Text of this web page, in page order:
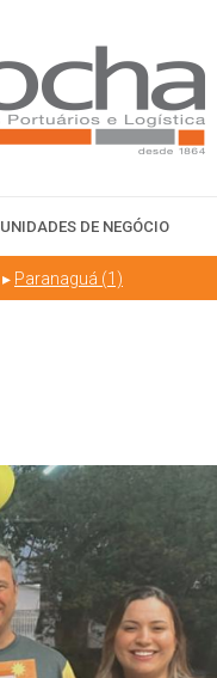
UNIDADES DE NEGÓCIO
▸ Paranaguá (1)